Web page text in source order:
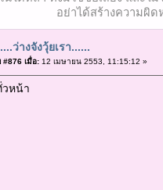
อย่าได้สร้างความผิด
ว่างจังวุ้ยเรา......
#876 เมื่อ:12 เมษายน 2553, 11:15:12 »
วหน้า